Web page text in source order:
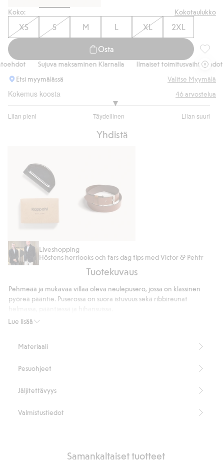
Koko: Kokotaulukko
XS S M L XL 2XL
Osta
Villaa
Sujuva maksaminen Klarnalla Ilmaiset toimitusvaihtoehdot
Etsi myymälässä
Valitse Myymälä
Kokemus koosta
Liian pieni Täydellinen Liian suuri
/
46 arvostelua
Yhdistä
Villakampa Nahkavyö
Liveshopping
Höstens herrlooks och fars dag tips med Victor & Pehtr
Tuotekuvaus
Lue lisää
Pehmeää ja mukavaa villaa oleva neulepusero, jossa on klassinen
pyöreä pääntie. Puserossa on suora istuvuus sekä ribbireunat
Suora istuvuus
Pituus 70 cm koossa M
Tuotenumero:
Materiaali
Pesuohjeet
Jäljitettävyys
Valmistustiedot
Samankaltaiset tuotteet